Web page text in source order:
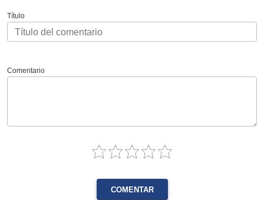
Título
Comentario
COMENTAR